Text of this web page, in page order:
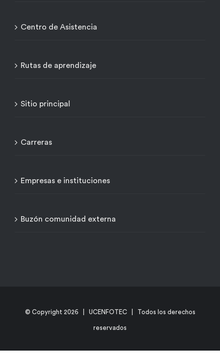
Centro de Asistencia
Rutas de aprendizaje
Sitio principal
Carreras
Empresas e instituciones
Buzón comunidad externa
© Copyright 2026 | UCENFOTEC | Todos los derechos
reservados